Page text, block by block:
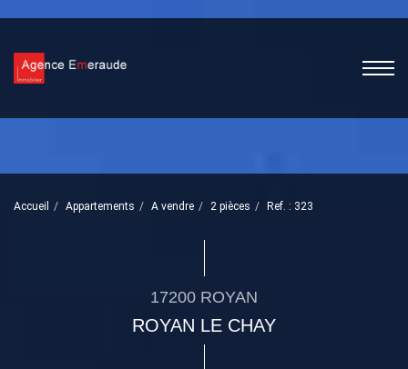
Accueil Appartements A vendre 2 pièces Ref. : 323
17200 ROYAN
ROYAN LE CHAY